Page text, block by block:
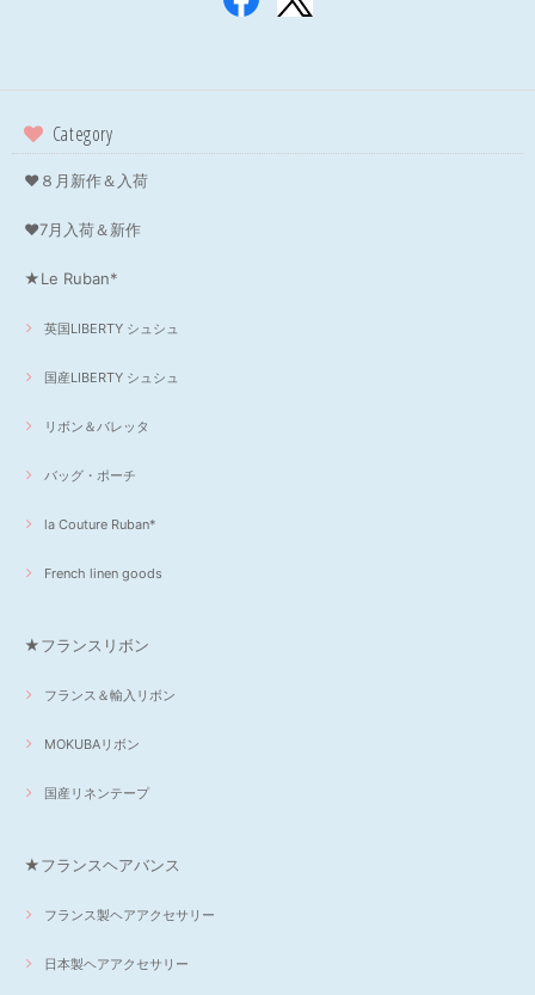
Category
❤８月新作＆入荷
❤7月入荷＆新作
★Le Ruban*
英国LIBERTY シュシュ
国産LIBERTY シュシュ
リボン＆バレッタ
バッグ・ポーチ
la Couture Ruban*
French linen goods
★フランスリボン
フランス＆輸入リボン
MOKUBAリボン
国産リネンテープ
★フランスヘアバンス
フランス製ヘアアクセサリー
日本製ヘアアクセサリー